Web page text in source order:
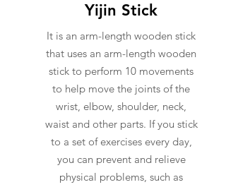
Yijin Stick
It is an arm-length wooden stick
that uses an arm-length wooden
stick to perform 10 movements
to help move the joints of the
wrist, elbow, shoulder, neck,
waist and other parts. If you stick
to a set of exercises every day,
you can prevent and relieve
physical problems, such as